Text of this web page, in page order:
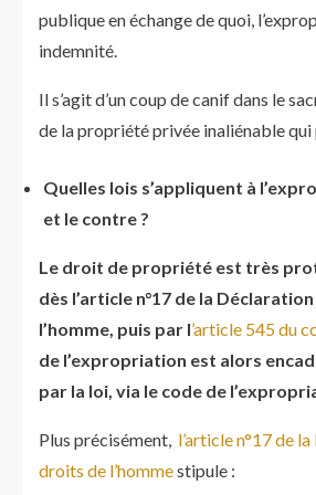
publique en échange de quoi,
indemnité.
Il s’agit d’un coup de canif dans le
de la propriété privée inaliénable qui
Quelles lois s’appliquent à
et le contre ?
Le droit de propriété est très
dès l’article n°17 de la
l’homme, puis par l’article 545 du
de l’expropriation est alors
par la loi, via le code de
Plus précisément, l’article n°17 de
droits de l’hommestipule :